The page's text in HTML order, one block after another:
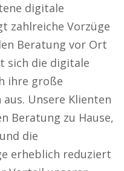
digitale
zahlreiche Vorzüge
Beratung vor Ort
sich die digitale
ihre große
Unsere Klienten
Beratung zu Hause,
die
erheblich reduziert